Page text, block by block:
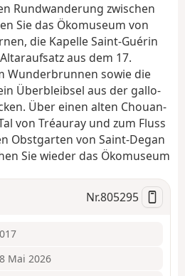
Rundwanderung zwischen
Sie das Ökomuseum von
die Kapelle Saint-Guérin
aus dem 17.
Wunderbrunnen sowie die
Überbleibsel aus der gallo-
Über einen alten Chouan-
von Tréauray und zum Fluss
Obstgarten von Saint-Degan
Sie wieder das Ökomuseum
Nr.805295
Mai 2026